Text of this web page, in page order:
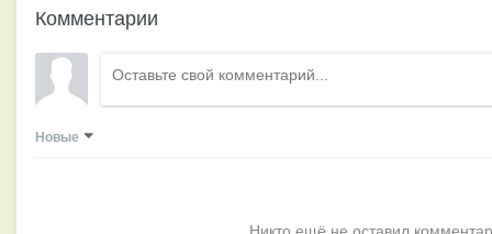
Комментарии
Новые
Никто ещё не оставил